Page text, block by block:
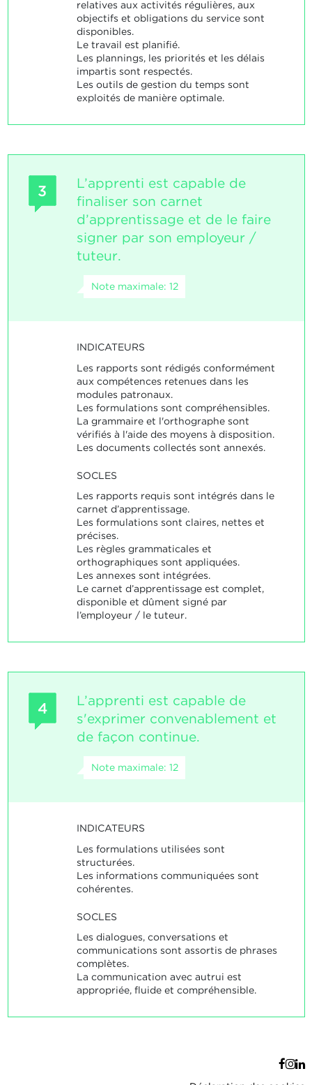
relatives aux activités régulières, aux
objectifs et obligations du service sont
disponibles.
Le travail est planifié.
Les plannings, les priorités et les délais
impartis sont respectés.
Les outils de gestion du temps sont
exploités de manière optimale.
3
L’apprenti est capable de
finaliser son carnet
d’apprentissage et de le faire
signer par son employeur /
tuteur.
Note maximale: 12
INDICATEURS
Les rapports sont rédigés conformément
aux compétences retenues dans les
modules patronaux.
Les formulations sont compréhensibles.
La grammaire et l'orthographe sont
vérifiés à l'aide des moyens à disposition.
Les documents collectés sont annexés.
SOCLES
Les rapports requis sont intégrés dans le
carnet d’apprentissage.
Les formulations sont claires, nettes et
précises.
Les règles grammaticales et
orthographiques sont appliquées.
Les annexes sont intégrées.
Le carnet d’apprentissage est complet,
disponible et dûment signé par
l’employeur / le tuteur.
4
L’apprenti est capable de
s'exprimer convenablement et
de façon continue.
Note maximale: 12
INDICATEURS
Les formulations utilisées sont
structurées.
Les informations communiquées sont
cohérentes.
SOCLES
Les dialogues, conversations et
communications sont assortis de phrases
complètes.
La communication avec autrui est
appropriée, fluide et compréhensible.